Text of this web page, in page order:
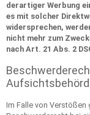
derartiger Werbung
es mit solcher
widersprechen,
nicht mehr zum
nach Art. 21 Abs. 2
Im Falle von Verstößen